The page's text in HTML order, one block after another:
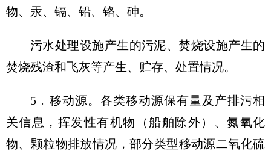
物、汞、镉、铅、铬、砷。
污水处理设施产生的污泥、焚烧设施产生的
焚烧残渣和飞灰等产生、贮存、处置情况。
5﹒移动源。各类移动源保有量及产排污相
关信息，挥发性有机物（船舶除外）、氮氧化
物、颗粒物排放情况，部分类型移动源二氧化硫